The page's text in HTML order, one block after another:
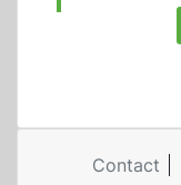
Contact